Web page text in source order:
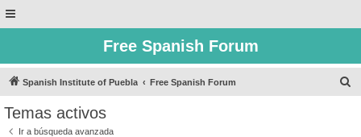
Free Spanish Forum
Spanish Institute of Puebla Free Spanish Forum
Temas activos
Ir a búsqueda avanzada